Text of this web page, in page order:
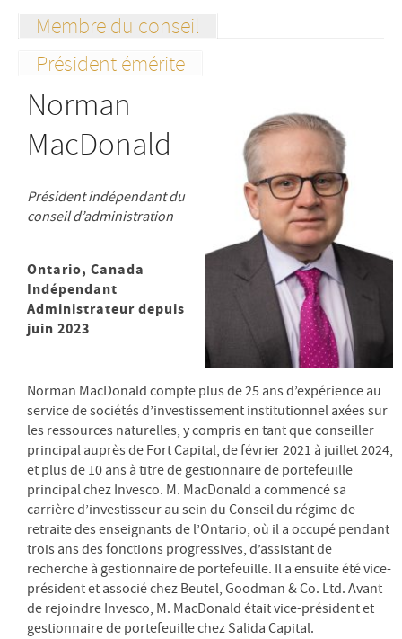
Membre du conseil
Président émérite
Norman
MacDonald
Président indépendant du
conseil d’administration
Ontario, Canada
Indépendant
Administrateur depuis
juin 2023
Norman MacDonald compte plus de 25 ans d’expérience au
service de sociétés d’investissement institutionnel axées sur
les ressources naturelles, y compris en tant que conseiller
principal auprès de Fort Capital, de février 2021 à juillet 2024,
et plus de 10 ans à titre de gestionnaire de portefeuille
principal chez Invesco. M. MacDonald a commencé sa
carrière d’investisseur au sein du Conseil du régime de
retraite des enseignants de l’Ontario, où il a occupé pendant
trois ans des fonctions progressives, d’assistant de
recherche à gestionnaire de portefeuille. Il a ensuite été vice-
président et associé chez Beutel, Goodman & Co. Ltd. Avant
de rejoindre Invesco, M. MacDonald était vice-président et
gestionnaire de portefeuille chez Salida Capital.